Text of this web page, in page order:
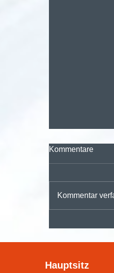
durchstarten
#dmsPRO
Kommentare
Kommentar
Hauptsitz